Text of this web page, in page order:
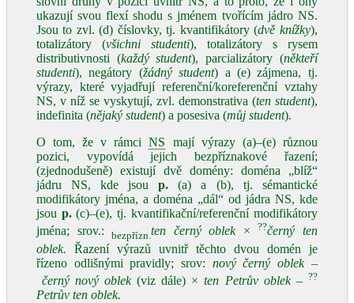
ukazují svou flexí shodu s jménem tvořícím jádro NS.
Jsou to zvl. (d) číslovky, tj. kvantifikátory (dvě knížky),
totalizátory (všichni studenti), totalizátory s rysem
distributivnosti (každý student), parcializátory (někteří
studenti), negátory (žádný student) a (e) zájmena, tj.
výrazy, které vyjadřují referenční/koreferenční vztahy
NS, v níž se vyskytují, zvl. demonstrativa (ten student),
indefinita (nějaký student) a posesiva (můj student).
O tom, že v rámciNS mají výrazy (a)–(e) různou
pozici, vypovídá jejich bezpříznakové řazení;
(zjednodušeně) existují dvě domény: doména „blíž“
jádru NS, kde jsoup. (a) a (b), tj. sémantické
modifikátory jména, a doména „dál“ od jádra NS, kde
jsou p.(c)–(e), tj. kvantifikační/referenční modifikátory
jména; srov.:bezpřízn.ten černý oblek× ??černý ten
oblek. Řazení výrazů uvnitř těchto dvou domén je
řízeno odlišnými pravidly; srov: nový černý oblek –
černý nový oblek(viz dále) ×ten Petrův oblek– ??
Petrův ten oblek.